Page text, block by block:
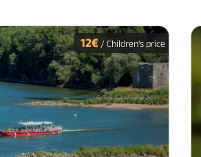
12€/ Children's price